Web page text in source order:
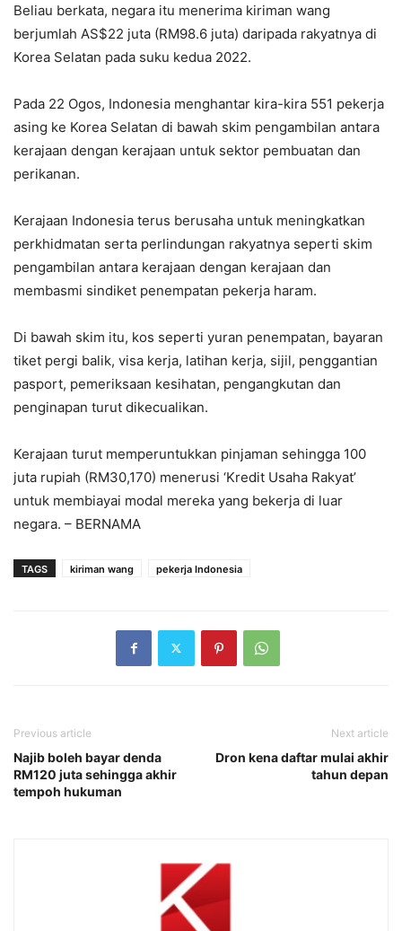
Beliau berkata, negara itu menerima kiriman wang
berjumlah AS$22 juta (RM98.6 juta) daripada rakyatnya di
Korea Selatan pada suku kedua 2022.
Pada 22 Ogos, Indonesia menghantar kira-kira 551 pekerja
asing ke Korea Selatan di bawah skim pengambilan antara
kerajaan dengan kerajaan untuk sektor pembuatan dan
perikanan.
Kerajaan Indonesia terus berusaha untuk meningkatkan
perkhidmatan serta perlindungan rakyatnya seperti skim
pengambilan antara kerajaan dengan kerajaan dan
membasmi sindiket penempatan pekerja haram.
Di bawah skim itu, kos seperti yuran penempatan, bayaran
tiket pergi balik, visa kerja, latihan kerja, sijil, penggantian
pasport, pemeriksaan kesihatan, pengangkutan dan
penginapan turut dikecualikan.
Kerajaan turut memperuntukkan pinjaman sehingga 100
juta rupiah (RM30,170) menerusi ‘Kredit Usaha Rakyat’
untuk membiayai modal mereka yang bekerja di luar
negara. – BERNAMA
TAGS kiriman wang pekerja Indonesia
Previous article
Najib boleh bayar denda
RM120 juta sehingga akhir
tempoh hukuman
Next article
Dron kena daftar mulai akhir
tahun depan